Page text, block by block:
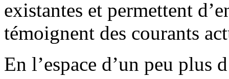
existantes et permettent
témoignent des courants
En l’espace d’un peu plus